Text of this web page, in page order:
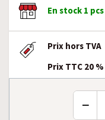
En stock 1 pcs
Prix hors TVA
Prix TTC 20 %
−